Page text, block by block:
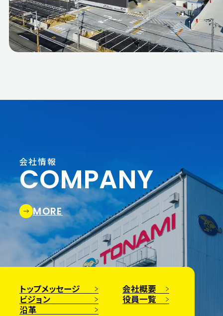
会社情報
COMPANY
MORE
トップメッセージ
会社概要
ビジョン
役員一覧
沿革